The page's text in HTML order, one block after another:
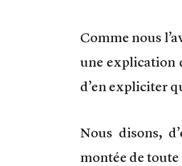
Comme nous
une explication
d’en expliciter
Nous disons,
montée de toute